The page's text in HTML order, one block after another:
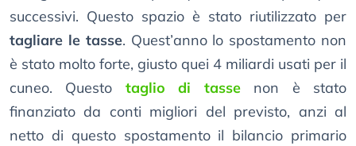
successivi. Questo spazio è stato riutilizzato per
tagliare le tasse. Quest’anno lo spostamento non
è stato molto forte, giusto quei 4 miliardi usati per il
cuneo. Questo taglio di tassenon è stato
finanziato da conti migliori del previsto, anzi al
netto di questo spostamento il bilancio primario